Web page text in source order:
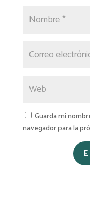
Guarda mi
navegador para la